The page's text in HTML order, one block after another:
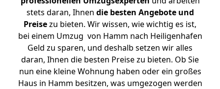
stets daran, Ihnen die besten Angebote und
Preisezu bieten. Wir wissen, wie wichtig es ist,
bei einem Umzug von Hamm nach Heiligenhafen
Geld zu sparen, und deshalb setzen wir alles
daran, Ihnen die besten Preise zu bieten. Ob Sie
nun eine kleine Wohnung haben oder ein großes
Haus in Hamm besitzen, was umgezogen werden